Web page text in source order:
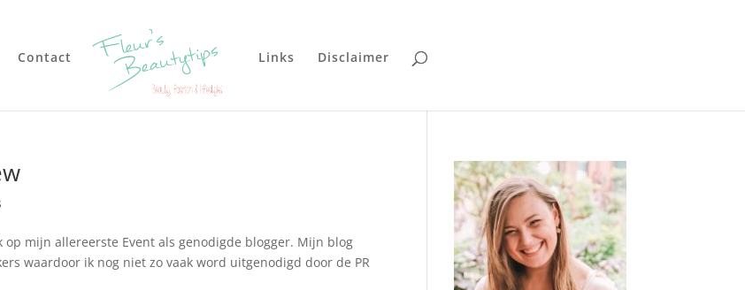
Contact Links Disclaimer
mijn allereerste Event als genodigde blogger. Mijn blog
waardoor ik nog niet zo vaak word uitgenodigd door de PR